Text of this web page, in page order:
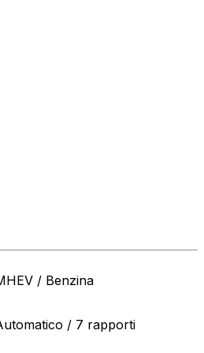
/ Benzina
/ 7 rapporti